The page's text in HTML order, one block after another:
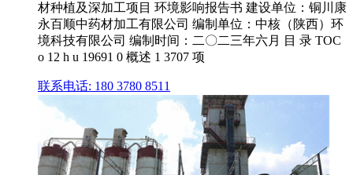
材种植及深加工项目 环境影响报告书 建设单位：铜川康
永百顺中药材加工有限公司 编制单位：中核（陕西）环
境科技有限公司 编制时间：二〇二三年六月 目 录 TOC
o 12 h u 19691 0 概述 1 3707 项
联系电话: 180 3780 8511